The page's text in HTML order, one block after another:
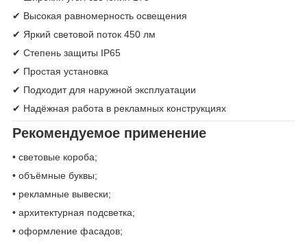
✔ Высокая равномерность освещения
✔ Яркий световой поток 450 лм
✔ Степень защиты IP65
✔ Простая установка
✔ Подходит для наружной эксплуатации
✔ Надёжная работа в рекламных конструкциях
Рекомендуемое применение
• световые короба;
• объёмные буквы;
• рекламные вывески;
• архитектурная подсветка;
• оформление фасадов;